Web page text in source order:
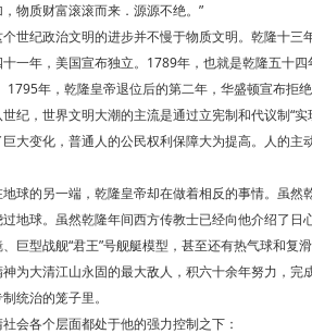
物质财富滚滚而来．源源不绝。”
个世纪政治文明的进步并不慢于物质文明。乾隆十
一年，美国宣布独立。1789年，也就是乾隆五十
1795年，乾隆皇帝退位后的第二年，华盛顿宣布拒
纪，世界文明大潮的主流是通过立宪制和代议制“
巨大变化，普通人的公民权利保障大为提高。人的
地球的另一端，乾隆皇帝却在做着相反的事情。虽
过地球。虽然乾隆年间西方传教士已经向他介绍了
巨型战舰“君王”号舰艇模型，甚至还有热气球和
神为大清江山永固的最大敌人，积六十余年努力，
统治的笼子里。
社会各个层面都处于他的强力控制之下：